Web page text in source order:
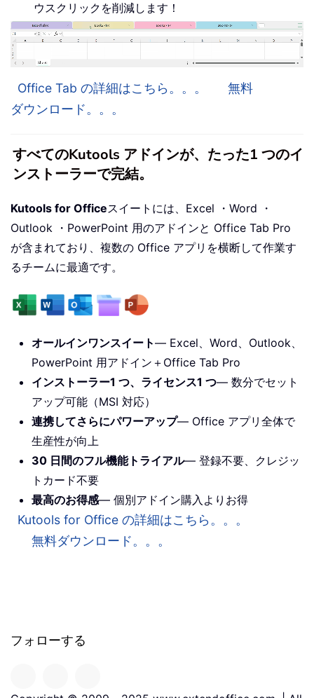
ウスクリックを削減します！
Office Tab の詳細はこちら。。。
無料
ダウンロード。。。
すべてのKutools アドインが、たった1 つのイ
ンストーラーで完結。
Kutools for Officeスイートには、Excel ・Word ・
Outlook ・PowerPoint 用のアドインと Office Tab Pro
が含まれており、複数の Office アプリを横断して作業す
るチームに最適です。
オールインワンスイート— Excel、Word、Outlook、
PowerPoint 用アドイン＋Office Tab Pro
インストーラー1 つ、ライセンス1 つ— 数分でセット
アップ可能（MSI 対応）
連携してさらにパワーアップ— Office アプリ全体で
生産性が向上
30 日間のフル機能トライアル— 登録不要、クレジッ
トカード不要
最高のお得感— 個別アドイン購入よりお得
Kutools for Office の詳細はこちら。。。
無料ダウンロード。。。
フォローする